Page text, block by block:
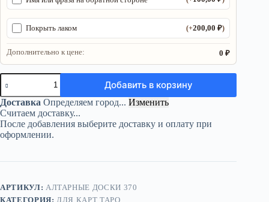
Покрыть лаком (+200,00₽)
Дополнительно к цене: 0 ₽
Количество
товара
Набор
подставок
«Чакры»
—
дерево
Добавить в корзину
Доставка Определяем город... Изменить
Считаем доставку...
После добавления выберите доставку и оплату при
оформлении.
АРТИКУЛ: АЛТАРНЫЕ ДОСКИ 370
КАТЕГОРИЯ: ДЛЯ КАРТ ТАРО